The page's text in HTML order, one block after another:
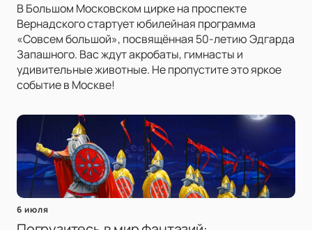
В Большом Московском цирке на проспекте
Вернадского стартует юбилейная программа
«Совсем большой», посвящённая 50-летию Эдгарда
Запашного. Вас ждут акробаты, гимнасты и
удивительные животные. Не пропустите это яркое
событие в Москве!
6 июля